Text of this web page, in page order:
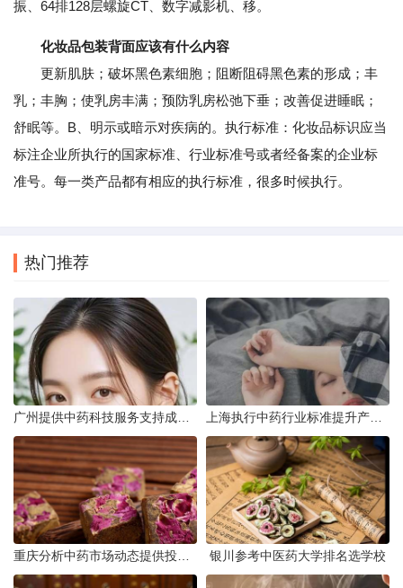
振、64排128层螺旋CT、数字减影机、移。
化妆品包装背面应该有什么内容
更新肌肤；破坏黑色素细胞；阻断阻碍黑色素的形成；丰
乳；丰胸；使乳房丰满；预防乳房松弛下垂；改善促进睡眠；
舒眠等。B、明示或暗示对疾病的。执行标准：化妆品标识应当
标注企业所执行的国家标准、行业标准号或者经备案的企业标
准号。每一类产品都有相应的执行标准，很多时候执行。
热门推荐
银川参考中医药大学排名选学校